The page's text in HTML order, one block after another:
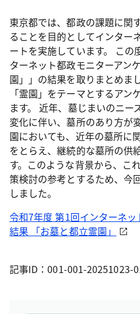
東京都では、都政の課題に関
ることを目的としてインター
ートを実施しています。 この
ターネット都政モニターアン
園」」の結果を取りまとめま
「霊園」をテーマとするアン
ます。 近年、墓じまいのニ
変化に伴い、墓所のあり方が
園においても、近年の墓所に
をとらえ、継続的な墓所の供
す。このような背景から、こ
策検討の参考とするため、今
しました。
令和7年度 第1回インターネ
結果 「お墓と都立霊園」
記事ID：001-001-20251023-